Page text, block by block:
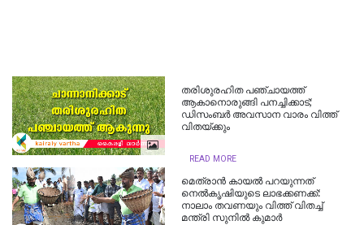
തരിശുരഹിത പഞ്ചായത്ത്
ആകാനൊരുങ്ങി പനച്ചിക്കാട്;
ഡിസംബര്‍ അവസാന വാരം വിത്ത്
വിതയ്ക്കും
READ MORE
മെത്രാന്‍ കായല്‍ പറയുന്നത്
നെല്‍കൃഷിയുടെ ലാഭക്കണക്ക്:
നാലാം തവണയും വിത്ത് വിതച്ച്
മന്ത്രി സുനില്‍ കുമാര്‍